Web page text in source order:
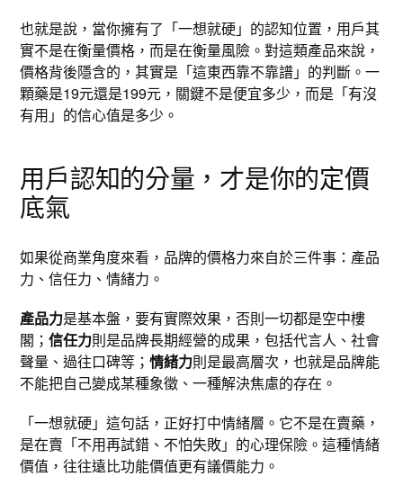
也就是說，當你擁有了「一想就硬」的認知位置，用戶其
實不是在衡量價格，而是在衡量風險。對這類產品來說，
價格背後隱含的，其實是「這東西靠不靠譜」的判斷。一
顆藥是19元還是199元，關鍵不是便宜多少，而是「有沒
有用」的信心值是多少。
用戶認知的分量，才是你的定價
底氣
如果從商業角度來看，品牌的價格力來自於三件事：產品
力、信任力、情緒力。
產品力是基本盤，要有實際效果，否則一切都是空中樓
閣；信任力則是品牌長期經營的成果，包括代言人、社會
聲量、過往口碑等；情緒力則是最高層次，也就是品牌能
不能把自己變成某種象徵、一種解決焦慮的存在。
「一想就硬」這句話，正好打中情緒層。它不是在賣藥，
是在賣「不用再試錯、不怕失敗」的心理保險。這種情緒
價值，往往遠比功能價值更有議價能力。